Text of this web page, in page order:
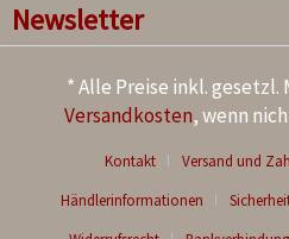
Newsletter
* Alle Preise inkl.
Versandkosten, wenn
Kontakt
Versand und
Händlerinformationen